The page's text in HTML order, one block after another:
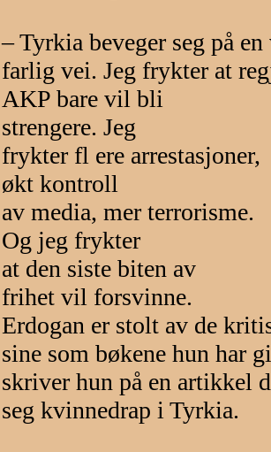
– Tyrkia beveger seg på
farlig vei. Jeg frykter at
AKP bare vil bli
strengere. Jeg
frykter fl ere arrestasjoner,
økt kontroll
av media, mer terrorisme.
Og jeg frykter
at den siste biten av
frihet vil forsvinne.
Erdogan er stolt av de
sine som bøkene hun har
skriver hun på en artikkel
seg kvinnedrap i Tyrkia.